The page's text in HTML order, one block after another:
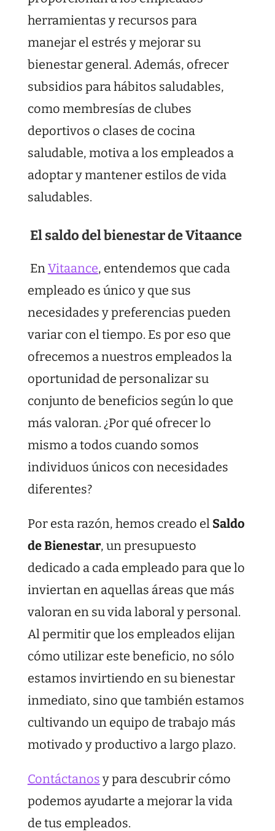
herramientas y recursos para
manejar el estrés y mejorar su
bienestar general. Además, ofrecer
subsidios para hábitos saludables,
como membresías de clubes
deportivos o clases de cocina
saludable, motiva a los empleados a
adoptar y mantener estilos de vida
saludables.
El saldo del bienestar de Vitaance
En Vitaance, entendemos que cada
empleado es único y que sus
necesidades y preferencias pueden
variar con el tiempo. Es por eso que
ofrecemos a nuestros empleados la
oportunidad de personalizar su
conjunto de beneficios según lo que
más valoran. ¿Por qué ofrecer lo
mismo a todos cuando somos
individuos únicos con necesidades
diferentes?
Por esta razón, hemos creado el Saldo
de Bienestar, un presupuesto
dedicado a cada empleado para que lo
inviertan en aquellas áreas que más
valoran en su vida laboral y personal.
Al permitir que los empleados elijan
cómo utilizar este beneficio, no sólo
estamos invirtiendo en su bienestar
inmediato, sino que también estamos
cultivando un equipo de trabajo más
motivado y productivo a largo plazo.
Contáctanos y para descubrir cómo
podemos ayudarte a mejorar la vida
de tus empleados.